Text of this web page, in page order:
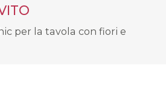
per la tavola con fiori e